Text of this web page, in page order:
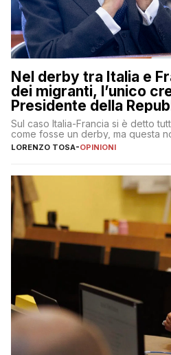
Nel derby tra Italia e
dei migranti, l’unico
Presidente della
Sul caso Italia-Francia si è detto
come fosse un derby, ma questa
LORENZO TOSA-OPINIONI